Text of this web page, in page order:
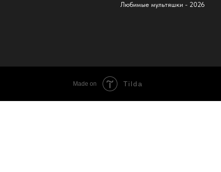
Любимые мультяшки - 2026
Made on Tilda